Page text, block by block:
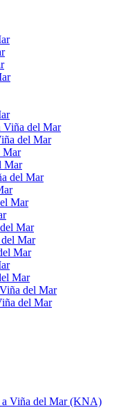
Viña del Mar
del Mar
Mar
Mar
del Mar
Mar
Mar
del Mar
Mar
Mar
del Mar
del Mar
a Viña del Mar (KNA)